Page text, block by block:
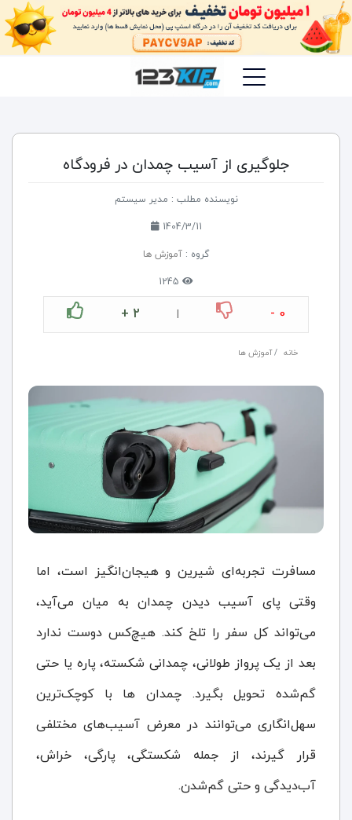
جلوگیری از آسیب چمدان در فرودگاه
نویسنده مطلب : مدیر سیستم
1404/3/11
گروه : آموزش ها
+ 2 - 0
خانه آموزش ها
مسافرت تجربه‌ای شیرین و هیجان‌انگیز است، اما
وقتی پای آسیب دیدن چمدان به میان می‌آید،
می‌تواند کل سفر را تلخ کند. هیچ‌کس دوست ندارد
بعد از یک پرواز طولانی، چمدانی شکسته، پاره یا حتی
گم‌شده تحویل بگیرد. چمدان ها با کوچک‌ترین
سهل‌انگاری می‌توانند در معرض آسیب‌های مختلفی
قرار گیرند، از جمله شکستگی، پارگی، خراش،
آب‌دیدگی و حتی گم‌شدن.